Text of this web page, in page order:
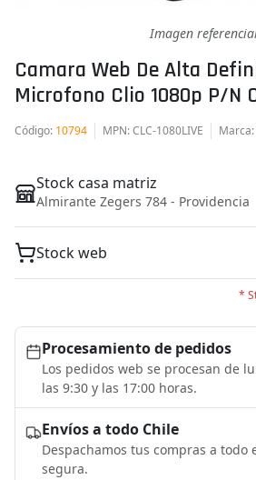
Imagen
Camara Web De Alta
Microfono Clio 1080p P/n
Código: 10794 MPN: CLC-1080LIVE Marca:
Stock casa matriz
Almirante Zegers 784 - Providencia
Stock web
*
Procesamiento de pedidos
Los pedidos web se procesan de
las 9:30 y las 17:00 horas.
Envíos a todo Chile
Despachamos tus compras a todo
segura.